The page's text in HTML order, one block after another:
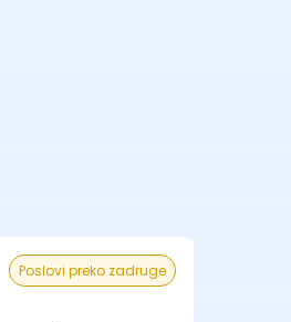
Poslovi preko zadruge